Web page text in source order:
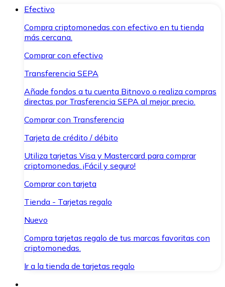
Efectivo
Compra criptomonedas con efectivo en tu tienda
más cercana.
Comprar con efectivo
Transferencia SEPA
Añade fondos a tu cuenta Bitnovo o realiza compras
directas por Trasferencia SEPA al mejor precio.
Comprar con Transferencia
Tarjeta de crédito / débito
Utiliza tarjetas Visa y Mastercard para comprar
criptomonedas. ¡Fácil y seguro!
Comprar con tarjeta
Tienda - Tarjetas regalo
Nuevo
Compra tarjetas regalo de tus marcas favoritas con
criptomonedas.
Ir a la tienda de tarjetas regalo